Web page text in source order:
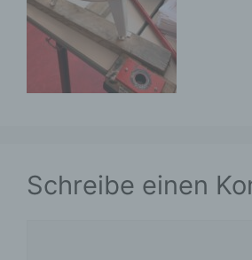
Schreibe einen